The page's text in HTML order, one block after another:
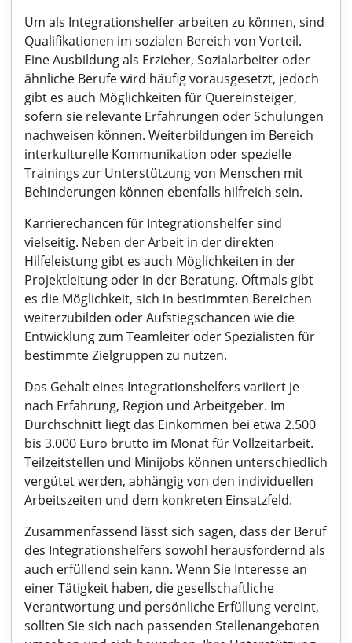
Um als Integrationshelfer arbeiten zu können, sind
Qualifikationen im sozialen Bereich von Vorteil.
Eine Ausbildung als Erzieher, Sozialarbeiter oder
ähnliche Berufe wird häufig vorausgesetzt, jedoch
gibt es auch Möglichkeiten für Quereinsteiger,
sofern sie relevante Erfahrungen oder Schulungen
nachweisen können. Weiterbildungen im Bereich
interkulturelle Kommunikation oder spezielle
Trainings zur Unterstützung von Menschen mit
Behinderungen können ebenfalls hilfreich sein.
Karrierechancen für Integrationshelfer sind
vielseitig. Neben der Arbeit in der direkten
Hilfeleistung gibt es auch Möglichkeiten in der
Projektleitung oder in der Beratung. Oftmals gibt
es die Möglichkeit, sich in bestimmten Bereichen
weiterzubilden oder Aufstiegschancen wie die
Entwicklung zum Teamleiter oder Spezialisten für
bestimmte Zielgruppen zu nutzen.
Das Gehalt eines Integrationshelfers variiert je
nach Erfahrung, Region und Arbeitgeber. Im
Durchschnitt liegt das Einkommen bei etwa 2.500
bis 3.000 Euro brutto im Monat für Vollzeitarbeit.
Teilzeitstellen und Minijobs können unterschiedlich
vergütet werden, abhängig von den individuellen
Arbeitszeiten und dem konkreten Einsatzfeld.
Zusammenfassend lässt sich sagen, dass der Beruf
des Integrationshelfers sowohl herausfordernd als
auch erfüllend sein kann. Wenn Sie Interesse an
einer Tätigkeit haben, die gesellschaftliche
Verantwortung und persönliche Erfüllung vereint,
sollten Sie sich nach passenden Stellenangeboten